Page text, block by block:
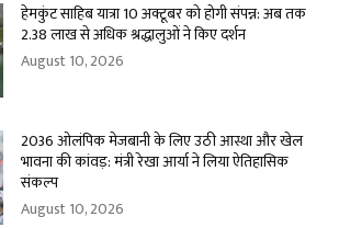
हेमकुंट साहिब यात्रा 10 अक्टूबर को होगी संपन्न: अब तक
2.38 लाख से अधिक श्रद्धालुओं ने किए दर्शन
August 10, 2026
2036 ओलंपिक मेजबानी के लिए उठी आस्था और खेल
भावना की कांवड़: मंत्री रेखा आर्या ने लिया ऐतिहासिक
संकल्प
August 10, 2026